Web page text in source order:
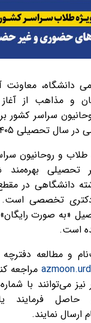
دانشگاه،
و مذاهب از
سراسر کشور
۱۴۰۵-۱۴۰۶ خبر داد.
و روحانیون
تحصیلی بهره‌مند
شامل ۶۱ رشته
دکتری تخصصی
«به صورت
است.
و مطالعه دفترچه
مراجعه
ارسال نمایند.